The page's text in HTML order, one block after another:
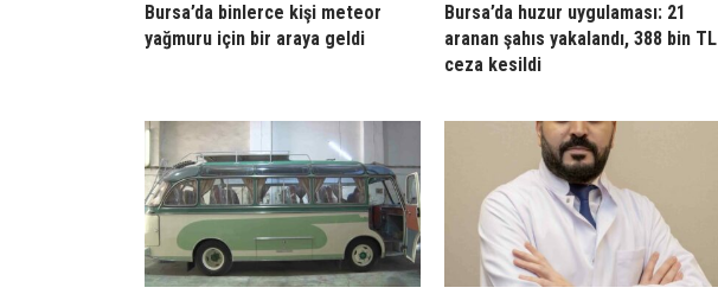
Bursa’da binlerce kişi meteor
yağmuru için bir araya geldi
Bursa’da huzur uygulaması: 21
aranan şahıs yakalandı, 388 bin TL
ceza kesildi